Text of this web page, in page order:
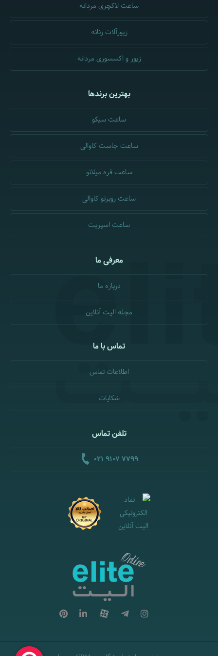
ساعت لاکچری مردانه
زیورآلات زنانه
زیور و اکسسوری مردانه
بهترین برندها
ساعت سیکو
ساعت جاست کاوالی
ساعت فره میلانو
ساعت روبرتو کاوالی
ساعت اسپریت
معرفی ما
درباره ما
مجله الیت آنلاین
تماس با ما
اطلاعات تماس
شکایات
تلفن تماس
021 9107 7799